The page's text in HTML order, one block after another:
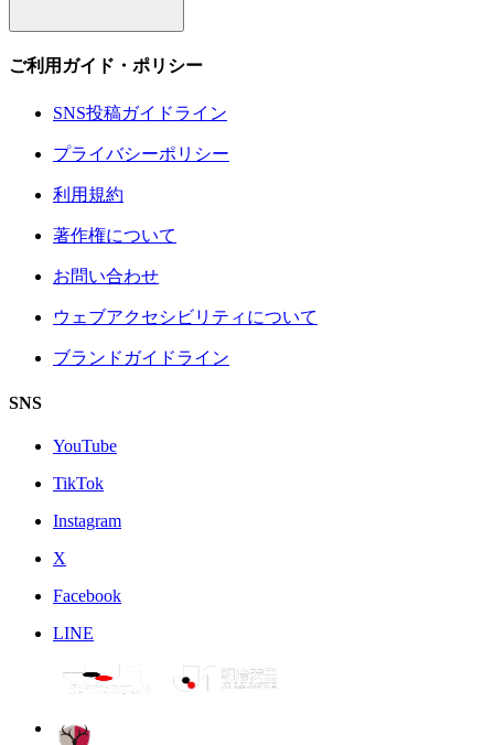
ご利用ガイド・ポリシー
SNS投稿ガイドライン
プライバシーポリシー
利用規約
著作権について
お問い合わせ
ウェブアクセシビリティについて
ブランドガイドライン
SNS
YouTube
TikTok
Instagram
X
Facebook
LINE